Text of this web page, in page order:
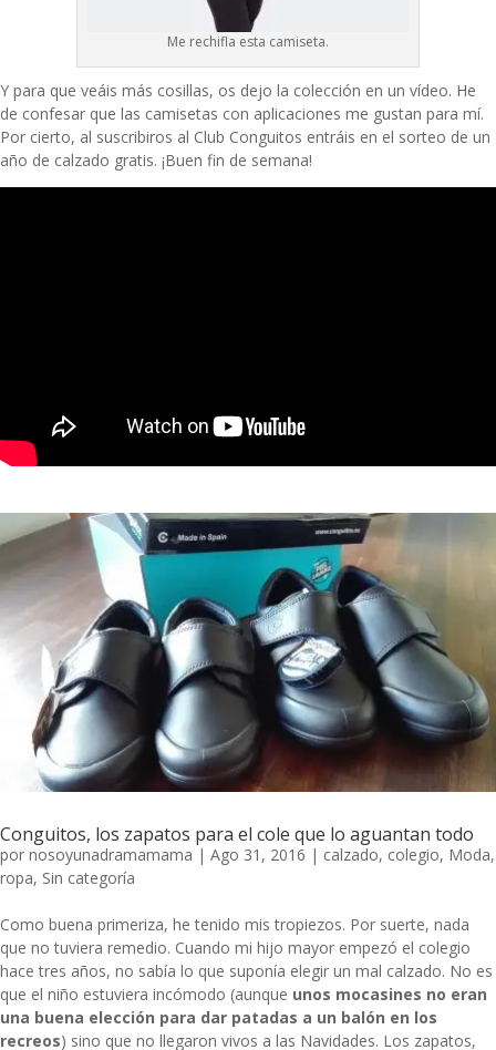
Me rechifla esta camiseta.
Y para que veáis más cosillas, os dejo la colección en un vídeo. He
de confesar que las camisetas con aplicaciones me gustan para mí.
Por cierto, al suscribiros al Club Conguitos entráis en el sorteo de un
año de calzado gratis. ¡Buen fin de semana!
Conguitos, los zapatos para el cole que lo aguantan todo
por nosoyunadramamama | Ago 31, 2016 | calzado, colegio, Moda,
ropa, Sin categoría
Como buena primeriza, he tenido mis tropiezos. Por suerte, nada
que no tuviera remedio. Cuando mi hijo mayor empezó el colegio
hace tres años, no sabía lo que suponía elegir un mal calzado. No es
que el niño estuviera incómodo (aunque unos mocasines no eran
una buena elección para dar patadas a un balón en los
recreos) sino que no llegaron vivos a las Navidades. Los zapatos,